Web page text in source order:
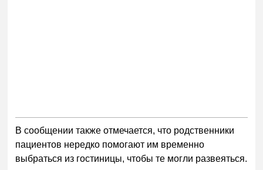
В сообщении также отмечается, что родственники
пациентов нередко помогают им временно
выбраться из гостиницы, чтобы те могли развеяться.